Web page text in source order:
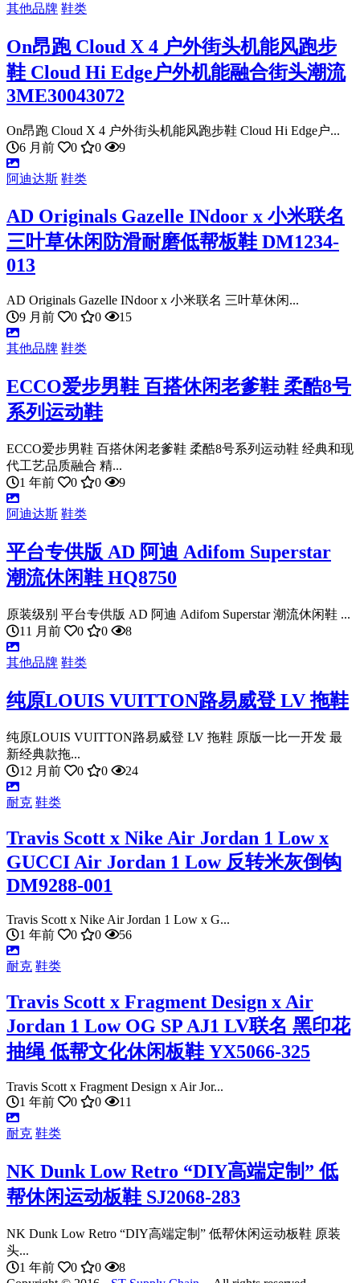
其他品牌 鞋类
On昂跑 Cloud X 4 户外街头机能风跑步
鞋 Cloud Hi Edge户外机能融合街头潮流
3ME30043072
On昂跑 Cloud X 4 户外街头机能风跑步鞋 Cloud Hi Edge户...
6 月前
0 0 9
阿迪达斯 鞋类
AD Originals Gazelle INdoor x 小米联名
三叶草休闲防滑耐磨低帮板鞋 DM1234-
013
AD Originals Gazelle INdoor x 小米联名 三叶草休闲...
9 月前
0 0 15
其他品牌 鞋类
ECCO爱步男鞋 百搭休闲老爹鞋 柔酷8号
系列运动鞋
ECCO爱步男鞋 百搭休闲老爹鞋 柔酷8号系列运动鞋 经典和现
代工艺品质融合 精...
1 年前
0 0 9
阿迪达斯 鞋类
平台专供版 AD 阿迪 Adifom Superstar
潮流休闲鞋 HQ8750
原装级别 平台专供版 AD 阿迪 Adifom Superstar 潮流休闲鞋 ...
11 月前
0 0 8
其他品牌 鞋类
纯原LOUIS VUITTON路易威登 LV 拖鞋
纯原LOUIS VUITTON路易威登 LV 拖鞋 原版一比一开发 最
新经典款拖...
12 月前
0 0 24
耐克 鞋类
Travis Scott x Nike Air Jordan 1 Low x
GUCCI Air Jordan 1 Low 反转米灰倒钩
DM9288-001
Travis Scott x Nike Air Jordan 1 Low x G...
1 年前
0 0 56
耐克 鞋类
Travis Scott x Fragment Design x Air
Jordan 1 Low OG SP AJ1 LV联名 黑印花
抽绳 低帮文化休闲板鞋 YX5066-325
Travis Scott x Fragment Design x Air Jor...
1 年前
0 0 11
耐克 鞋类
NK Dunk Low Retro “DIY高端定制” 低
帮休闲运动板鞋 SJ2068-283
NK Dunk Low Retro “DIY高端定制” 低帮休闲运动板鞋 原装
头...
1 年前
0 0
8